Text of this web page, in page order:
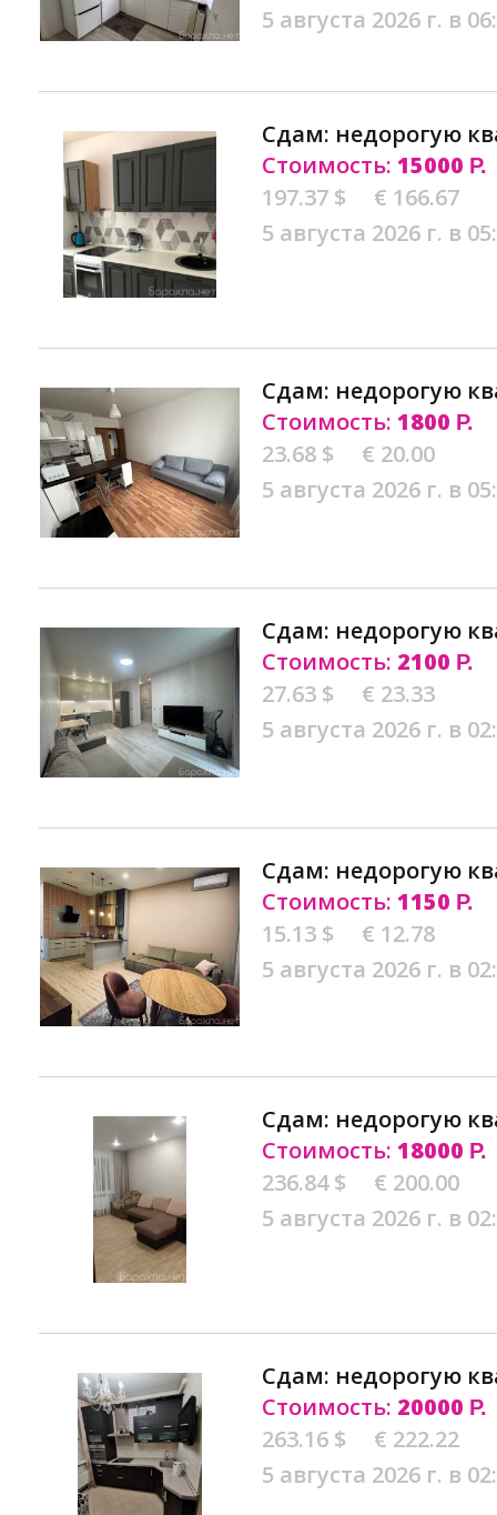
5 августа 2026 г. в
Сдам: недорогую
Стоимость: 15000 Р.
197.37 $
€ 166.67
5 августа 2026 г. в
Сдам: недорогую
Стоимость: 1800 Р.
23.68 $
€ 20.00
5 августа 2026 г. в
Сдам: недорогую
Стоимость: 2100 Р.
27.63 $
€ 23.33
5 августа 2026 г. в
Сдам: недорогую
Стоимость: 1150 Р.
15.13 $
€ 12.78
5 августа 2026 г. в
Сдам: недорогую
Стоимость: 18000 Р.
236.84 $
€ 200.00
5 августа 2026 г. в
Сдам: недорогую
Стоимость: 20000 Р.
263.16 $
€ 222.22
5 августа 2026 г. в